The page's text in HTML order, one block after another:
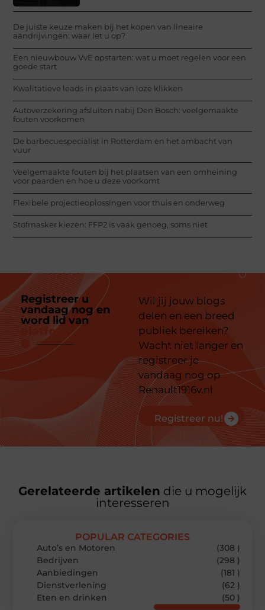
De juiste keuze maken bij het kopen van lineaire
aandrijvingen: waar let u op?
Een nieuwbouw VvE opstarten: wat u moet regelen voor een
goede start
Kwalitatieve leads in plaats van loze klikken
Autoverzekering afsluiten nabij Den Bosch: veelgemaakte
fouten voorkomen
De barbecuespecialist in Rotterdam en het ambacht van
vuur
Veelgemaakte fouten bij het plaatsen van een omheining
voor paarden en hoe u deze voorkomt
Flexibele projectieoplossingen voor thuis en onderweg
Stofmasker kiezen: FFP2 is vaak genoeg, soms niet
Registreer u
vandaag nog en
word lid van
platform
Wil jij jouw blogs
delen en een breed
publiek bereiken?
Wacht niet langer en
registreer je
vandaag nog op
Renault1916v.nl
Registreer nu!
Gerelateerde artikelen die u mogelijk
interesseren
POPULAR CATEGORIES
Auto’s en Motoren
(308 )
Bedrijven
(298 )
Aanbiedingen
(181 )
Dienstverlening
(62 )
Eten en drinken
(50 )